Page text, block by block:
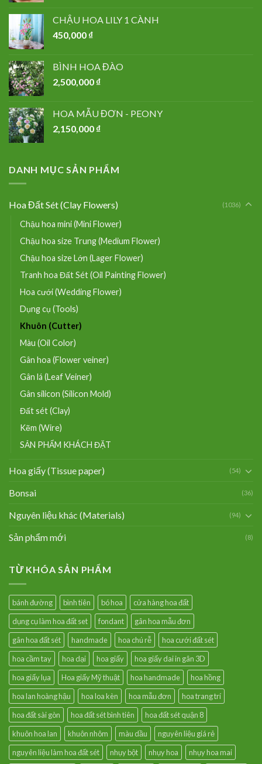
CHẬU HOA LILY 1 CÀNH
450,000 ₫
BÌNH HOA ĐÀO
2,500,000 ₫
HOA MẪU ĐƠN - PEONY
2,150,000 ₫
DANH MỤC SẢN PHẨM
Hoa Đất Sét (Clay Flowers) (1036)
Chậu hoa mini (Mini Flower)
Chậu hoa size Trung (Medium Flower)
Chậu hoa size Lớn (Lager Flower)
Tranh hoa Đất Sét (Oil Painting Flower)
Hoa cưới (Wedding Flower)
Dụng cụ (Tools)
Khuôn (Cutter)
Màu (Oil Color)
Gân hoa (Flower veiner)
Gân lá (Leaf Veiner)
Gân silicon (Silicon Mold)
Đất sét (Clay)
Kẽm (Wire)
SẢN PHẨM KHÁCH ĐẶT
Hoa giấy (Tissue paper) (54)
Bonsai (36)
Nguyên liệu khác (Materials) (94)
Sản phẩm mới (8)
TỪ KHÓA SẢN PHẨM
bánh đường bình tiên bó hoa
cửa hàng hoa đất
dụng cụ làm hoa đất set
fondant
gân hoa mẫu đơn
gân hoa đất sét
handmade hoa chú rễ
hoa cưới đất sét
hoa cầm tay
hoa dại hoa giấy
hoa giấy dai in gân 3D
hoa giấy lụa
Hoa giấy Mỹ thuật hoa handmade
hoa hồng
hoa lan hoàng hậu
hoa loa kèn hoa mẫu đơn
hoa trang trí
hoa đất sài gòn
hoa đất sét bình tiên
hoa đất sét quận 8
khuôn hoa lan
khuôn nhôm màu dầu
nguyên liệu giá rẻ
nguyên liệu làm hoa đất sét
nhụy bột nhụy hoa nhụy hoa mai